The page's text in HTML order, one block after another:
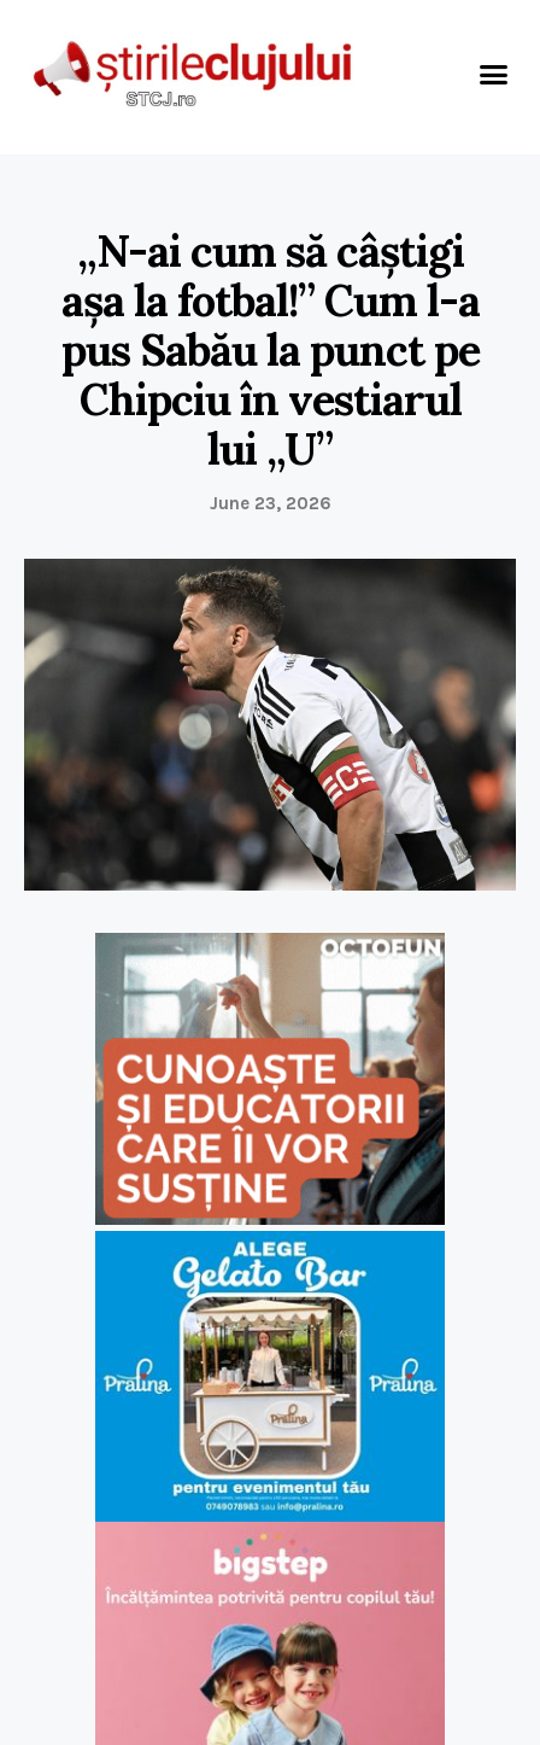
„N-ai cum să câștigi
așa la fotbal!” Cum l-a
pus Sabău la punct pe
Chipciu în vestiarul
lui „U”
June 23, 2026